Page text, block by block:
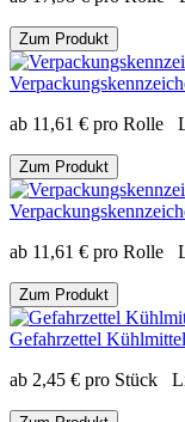
Zum Produkt
ab 11,61 € pro Rolle
Zum Produkt
ab 11,61 € pro Rolle
Zum Produkt
Gefahrzettel
ab 2,45 € pro Stück